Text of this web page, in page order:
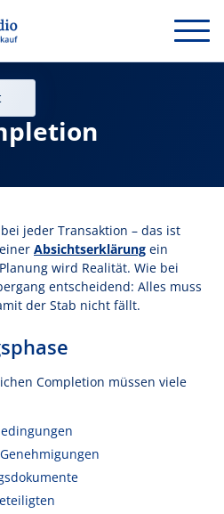
jeder Transaktion – das ist
Absichtserklärung ein
wird Realität. Wie bei
entscheidend: Alles muss
der Stab nicht fällt.
Completion müssen viele